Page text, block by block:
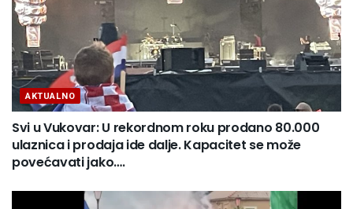
AKTUALNO
Svi u Vukovar: U rekordnom roku prodano 80.000
ulaznica i prodaja ide dalje. Kapacitet se može
povećavati jako….